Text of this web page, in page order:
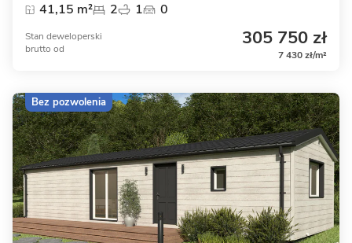
41,15 m²
2 1 0
Stan deweloperski
brutto od 305 750 zł
7 430 zł/m²
Bez pozwolenia